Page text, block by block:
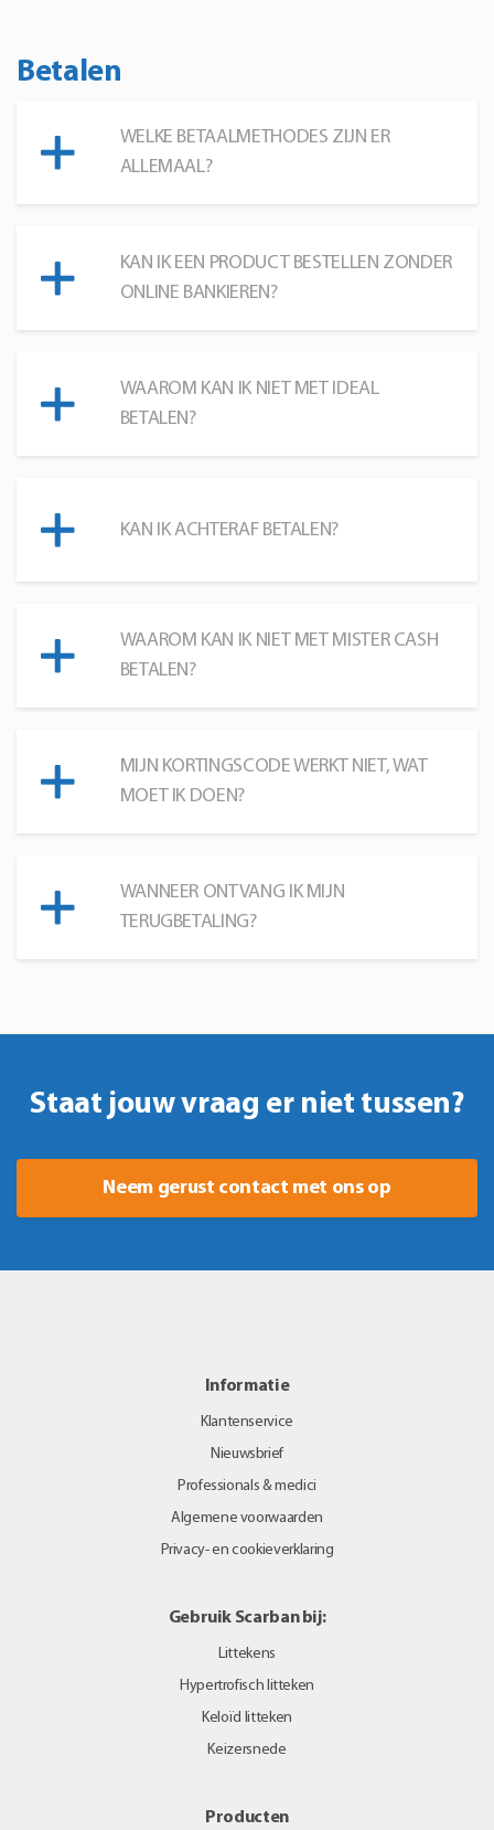
Betalen
WELKE BETAALMETHODES ZIJN ER
ALLEMAAL?
KAN IK EEN PRODUCT BESTELLEN ZONDER
ONLINE BANKIEREN?
WAAROM KAN IK NIET MET IDEAL
BETALEN?
KAN IK ACHTERAF BETALEN?
WAAROM KAN IK NIET MET MISTER CASH
BETALEN?
MIJN KORTINGSCODE WERKT NIET, WAT
MOET IK DOEN?
WANNEER ONTVANG IK MIJN
TERUGBETALING?
Staat jouw vraag er niet tussen?
Neem gerust contact met ons op
Informatie
Klantenservice
Nieuwsbrief
Professionals & medici
Algemene voorwaarden
Privacy- en cookieverklaring
Gebruik Scarban bij:
Littekens
Hypertrofisch litteken
Keloïd litteken
Keizersnede
Producten